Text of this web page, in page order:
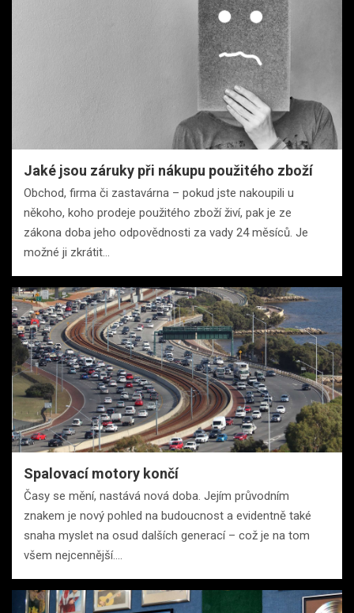
Jaké jsou záruky při nákupu použitého zboží
Obchod, firma či zastavárna – pokud jste nakoupili u
někoho, koho prodeje použitého zboží živí, pak je ze
zákona doba jeho odpovědnosti za vady 24 měsíců. Je
možné ji zkrátit…
Spalovací motory končí
Časy se mění, nastává nová doba. Jejím průvodním
znakem je nový pohled na budoucnost a evidentně také
snaha myslet na osud dalších generací – což je na tom
všem nejcennější.…